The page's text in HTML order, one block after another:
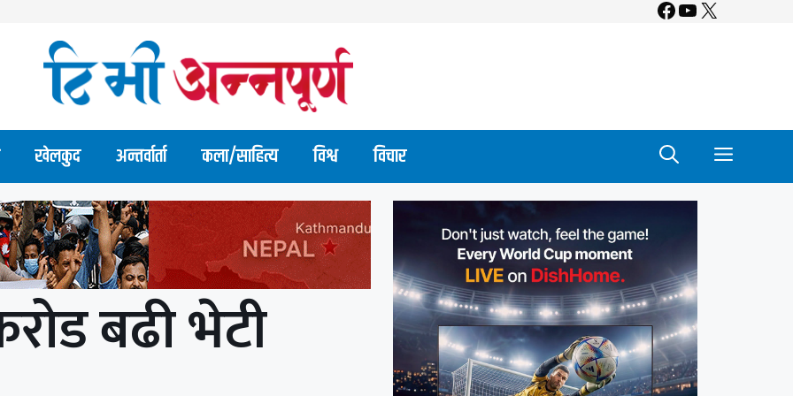
Facebook
YouTube
X
खेलकुद अन्तर्वार्ता कला/साहित्य विश्व विचार
बढी भेटी